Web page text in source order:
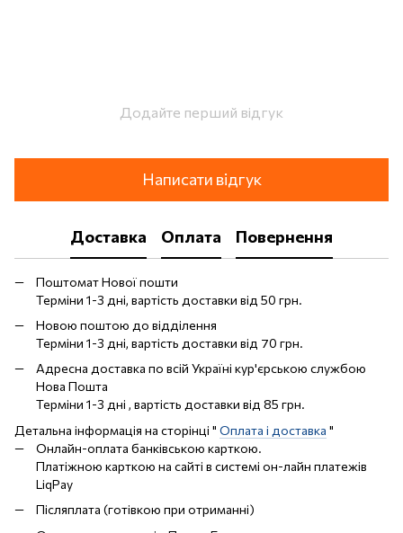
Додайте перший відгук
Написати відгук
Доставка Оплата Повернення
Поштомат Нової пошти
Терміни 1-3 дні, вартість доставки від 50 грн.
Новою поштою до відділення
Терміни 1-3 дні, вартість доставки від 70 грн.
Адресна доставка по всій Україні кур'єрською службою
Нова Пошта
Терміни 1-3 дні , вартість доставки від 85 грн.
Детальна інформація на сторінці " Оплата і доставка "
Онлайн-оплата банківською карткою.
Платіжною карткою на сайті в системі он-лайн платежів
LiqPay
Післяплата (готівкою при отриманні)